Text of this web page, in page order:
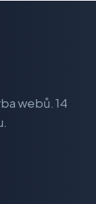
webů. 14